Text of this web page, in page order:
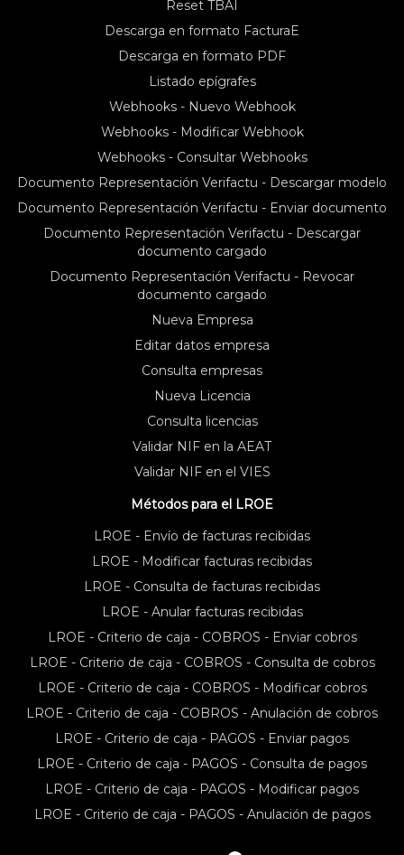
Reset TBAI
Descarga en formato FacturaE
Descarga en formato PDF
Listado epígrafes
Webhooks - Nuevo Webhook
Webhooks - Modificar Webhook
Webhooks - Consultar Webhooks
Documento Representación Verifactu - Descargar modelo
Documento Representación Verifactu - Enviar documento
Documento Representación Verifactu - Descargar
documento cargado
Documento Representación Verifactu - Revocar
documento cargado
Nueva Empresa
Editar datos empresa
Consulta empresas
Nueva Licencia
Consulta licencias
Validar NIF en la AEAT
Validar NIF en el VIES
Métodos para el LROE
LROE - Envío de facturas recibidas
LROE - Modificar facturas recibidas
LROE - Consulta de facturas recibidas
LROE - Anular facturas recibidas
LROE - Criterio de caja - COBROS - Enviar cobros
LROE - Criterio de caja - COBROS - Consulta de cobros
LROE - Criterio de caja - COBROS - Modificar cobros
LROE - Criterio de caja - COBROS - Anulación de cobros
LROE - Criterio de caja - PAGOS - Enviar pagos
LROE - Criterio de caja - PAGOS - Consulta de pagos
LROE - Criterio de caja - PAGOS - Modificar pagos
LROE - Criterio de caja - PAGOS - Anulación de pagos